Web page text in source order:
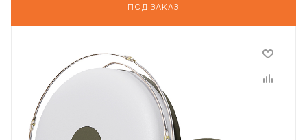
ПОД ЗАКАЗ